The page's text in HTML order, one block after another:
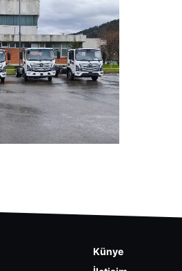
Künye